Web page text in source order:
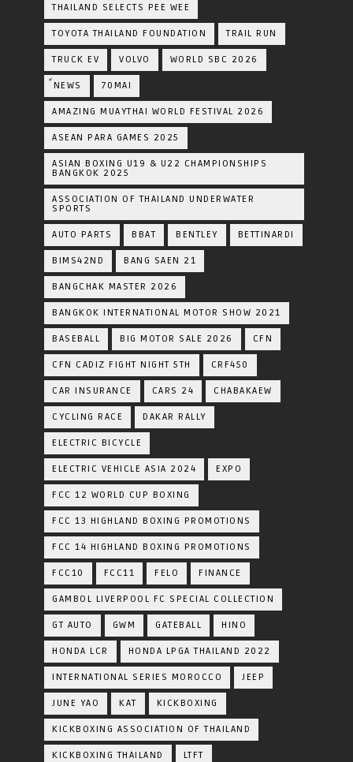
THAILAND SELECTS PEE WEE
TOYOTA​ THAILAND​ FOUNDATION TRAIL RUN
TRUCK EV VOLVO WORLD SBC 2026
์NEWS 70MAI
AMAZING MUAYTHAI WORLD FESTIVAL 2026
ASEAN PARA GAMES 2025
ASIAN BOXING U19 & U22 CHAMPIONSHIPS
BANGKOK 2025
ASSOCIATION OF THAILAND UNDERWATER
SPORTS
AUTO PARTS BBAT BENTLEY BETTINARDI
BIMS42ND BANG SAEN 21
BANGCHAK MASTER 2026
BANGKOK INTERNATIONAL MOTOR SHOW 2021
BASEBALL BIG MOTOR SALE 2026 CFN
CFN CADIZ FIGHT NIGHT 5TH CRF450
CAR INSURANCE CARS 24 CHABAKAEW
CYCLING RACE DAKAR RALLY
ELECTRIC BICYCLE
ELECTRIC VEHICLE ASIA 2024 EXPO
FCC 12 WORLD CUP BOXING
FCC 13 HIGHLAND BOXING PROMOTIONS
FCC 14 HIGHLAND BOXING PROMOTIONS
FCC10 FCC11 FELO FINANCE
GAMBOL LIVERPOOL FC SPECIAL COLLECTION
GT AUTO GWM GATEBALL HINO
HONDA LCR HONDA LPGA THAILAND 2022
INTERNATIONAL SERIES MOROCCO JEEP
JUNE YAO KAT KICKBOXING
KICKBOXING ASSOCIATION OF THAILAND
KICKBOXING THAILAND LTFT